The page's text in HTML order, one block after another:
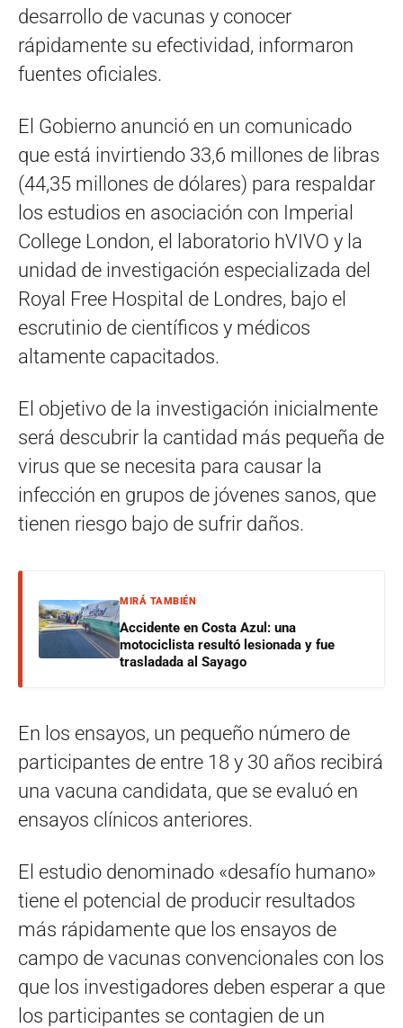
desarrollo de vacunas y conocer
rápidamente su efectividad, informaron
fuentes oficiales.
El Gobierno anunció en un comunicado
que está invirtiendo 33,6 millones de libras
(44,35 millones de dólares) para respaldar
los estudios en asociación con Imperial
College London, el laboratorio hVIVO y la
unidad de investigación especializada del
Royal Free Hospital de Londres, bajo el
escrutinio de científicos y médicos
altamente capacitados.
El objetivo de la investigación inicialmente
será descubrir la cantidad más pequeña de
virus que se necesita para causar la
infección en grupos de jóvenes sanos, que
tienen riesgo bajo de sufrir daños.
MIRÁ TAMBIÉN
Accidente en Costa Azul: una
motociclista resultó lesionada y fue
trasladada al Sayago
En los ensayos, un pequeño número de
participantes de entre 18 y 30 años recibirá
una vacuna candidata, que se evaluó en
ensayos clínicos anteriores.
El estudio denominado «desafío humano»
tiene el potencial de producir resultados
más rápidamente que los ensayos de
campo de vacunas convencionales con los
que los investigadores deben esperar a que
los participantes se contagien de un